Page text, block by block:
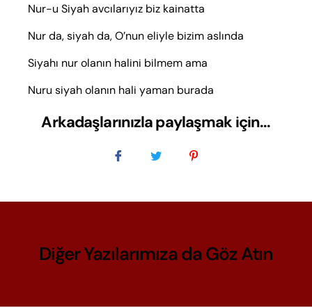
Nur-u Siyah avcılarıyız biz kainatta
Nur da, siyah da, O’nun eliyle bizim aslında
Siyahı nur olanın halini bilmem ama
Nuru siyah olanın hali yaman burada
Arkadaşlarınızla paylaşmak için...
Diğer Yazılarımıza da Göz Atın